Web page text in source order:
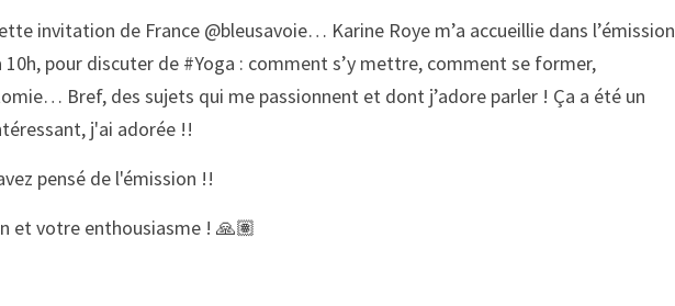
invitation de France @bleusavoie… Karine Roye m’a accueillie dans l’émission
10h, pour discuter de #Yoga : comment s’y mettre, comment se former,
Bref, des sujets qui me passionnent et dont j’adore parler ! Ça a été un
j'ai adorée !!
pensé de l'émission !!
et votre enthousiasme ! 🙏🏽